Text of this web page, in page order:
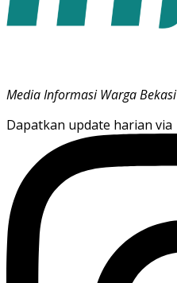
Media Informasi Warga Bekasi
Dapatkan update harian via